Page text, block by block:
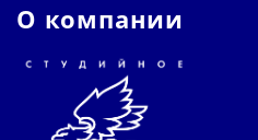
О компании